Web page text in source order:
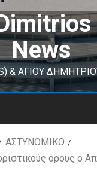
News
& ΑΓΙΟΥ
ΑΣΤΥΝΟΜΙΚΟ
όρους ο